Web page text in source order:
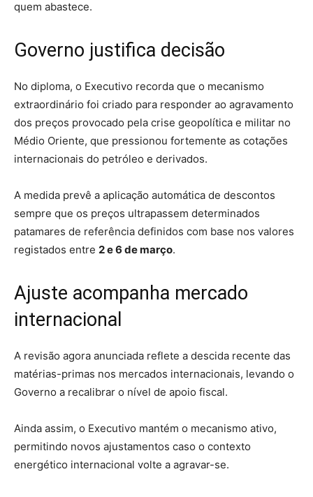
quem abastece.
Governo justifica decisão
No diploma, o Executivo recorda que o mecanismo
extraordinário foi criado para responder ao agravamento
dos preços provocado pela crise geopolítica e militar no
Médio Oriente, que pressionou fortemente as cotações
internacionais do petróleo e derivados.
A medida prevê a aplicação automática de descontos
sempre que os preços ultrapassem determinados
patamares de referência definidos com base nos valores
registados entre 2 e 6 de março.
Ajuste acompanha mercado
internacional
A revisão agora anunciada reflete a descida recente das
matérias-primas nos mercados internacionais, levando o
Governo a recalibrar o nível de apoio fiscal.
Ainda assim, o Executivo mantém o mecanismo ativo,
permitindo novos ajustamentos caso o contexto
energético internacional volte a agravar-se.